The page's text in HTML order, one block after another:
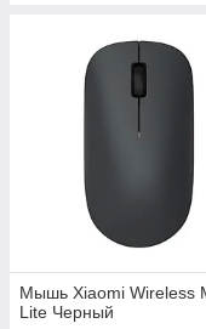
Мышь Xiaomi Wireless
Lite Черный